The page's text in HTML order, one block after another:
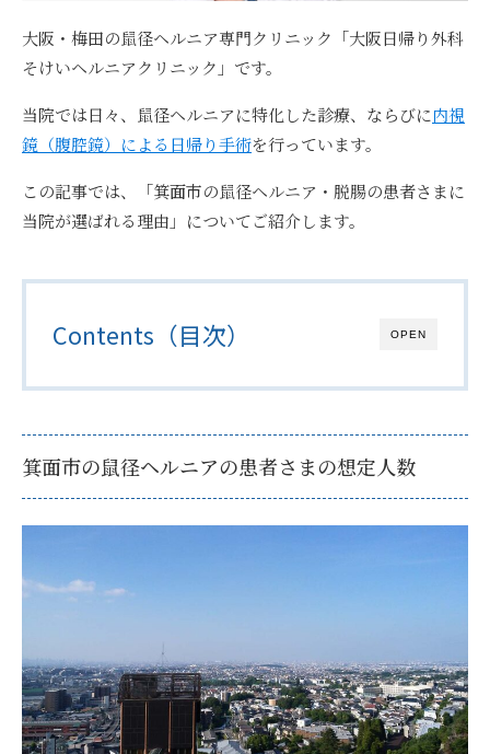
大阪・梅田の鼠径ヘルニア専門クリニック 「大阪日帰り外科
そけいヘルニアクリニック」 です。
当院では日々、鼠径ヘルニアに特化した診療、ならびに内視
鏡（腹腔鏡）による日帰り手術を行っています。
この記事では、
「箕面市の鼠径ヘルニア・脱腸の患者さまに
当院が選ばれる理由」 についてご紹介します。
OPEN
Contents（目次）
箕面市の鼠径ヘルニアの患者さまの想定人数